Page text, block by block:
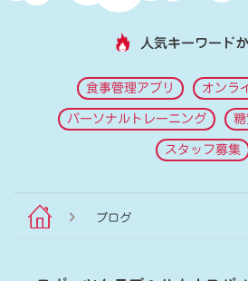
人気キーワード
食事管理アプリ オンラ
パーソナルトレーニング
スタッフ募集
ブログ